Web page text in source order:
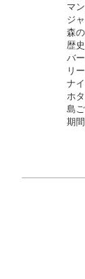
マ
ジ
森
歴
バ
リ
ナ
ホ
島
期